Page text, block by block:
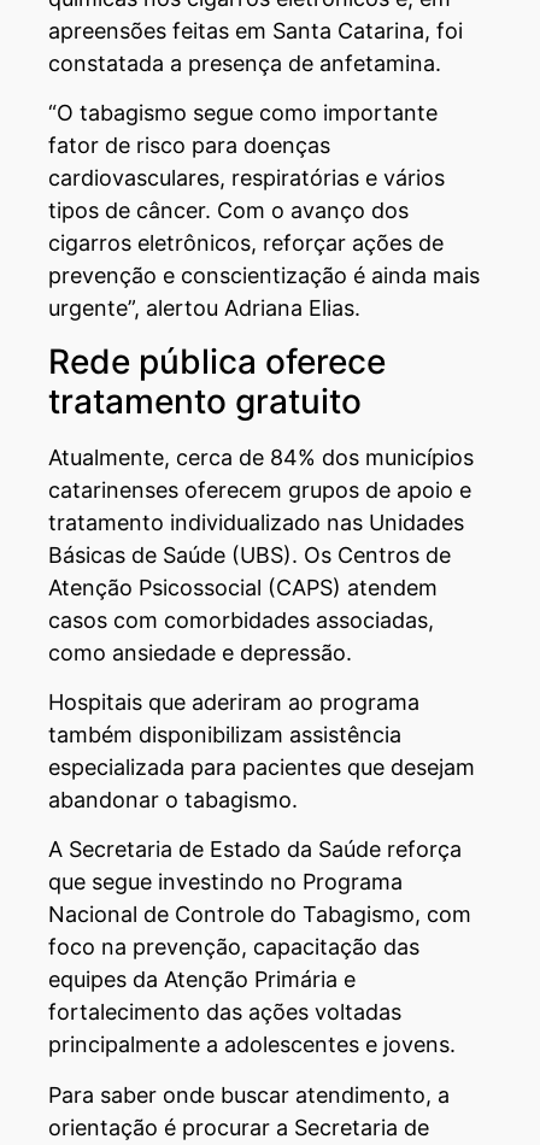
apreensões feitas em Santa Catarina, foi
constatada a presença de anfetamina.
“O tabagismo segue como importante
fator de risco para doenças
cardiovasculares, respiratórias e vários
tipos de câncer. Com o avanço dos
cigarros eletrônicos, reforçar ações de
prevenção e conscientização é ainda mais
urgente”, alertou Adriana Elias.
Rede pública oferece
tratamento gratuito
Atualmente, cerca de 84% dos municípios
catarinenses oferecem grupos de apoio e
tratamento individualizado nas Unidades
Básicas de Saúde (UBS). Os Centros de
Atenção Psicossocial (CAPS) atendem
casos com comorbidades associadas,
como ansiedade e depressão.
Hospitais que aderiram ao programa
também disponibilizam assistência
especializada para pacientes que desejam
abandonar o tabagismo.
A Secretaria de Estado da Saúde reforça
que segue investindo no Programa
Nacional de Controle do Tabagismo, com
foco na prevenção, capacitação das
equipes da Atenção Primária e
fortalecimento das ações voltadas
principalmente a adolescentes e jovens.
Para saber onde buscar atendimento, a
orientação é procurar a Secretaria de